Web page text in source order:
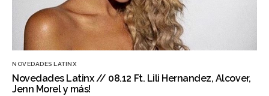
NOVEDADES LATINX
Novedades Latinx // 08.12 Ft. Lili Hernandez, Alcover,
Jenn Morel y más!